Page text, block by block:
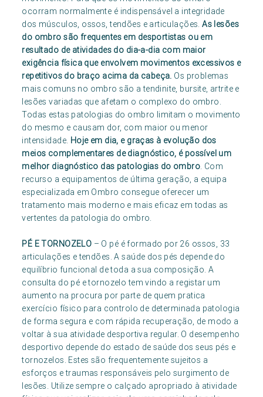
ocorram normalmente é indispensável a integridade
dos músculos, ossos, tendões e articulações.As lesões
do ombro são frequentes em desportistas ou em
resultado de atividades do dia-a-dia com maior
exigência física que envolvem movimentos excessivos e
repetitivos do braço acima da cabeça. Os problemas
mais comuns no ombro são a tendinite, bursite, artrite e
lesões variadas que afetam o complexo do ombro.
Todas estas patologias do ombro limitam o movimento
do mesmo e causam dor, com maior ou menor
intensidade. Hoje em dia, e graças à evolução dos
meios complementares de diagnóstico, é possível um
melhor diagnóstico das patologias do ombro. Com
recurso a equipamentos de última geração, a equipa
especializada em Ombro consegue oferecer um
tratamento mais moderno e mais eficaz em todas as
vertentes da patologia do ombro.
PÉ E TORNOZELO – O pé é formado por 26 ossos, 33
articulações e tendões. A saúde dos pés depende do
equilíbrio funcional de toda a sua composição. A
consulta do pé e tornozelo tem vindo a registar um
aumento na procura por parte de quem pratica
exercício físico para controlo de determinada patologia
de forma segura e com rápida recuperação, de modo a
voltar à sua atividade desportiva regular. O desempenho
desportivo depende do estado de saúde dos seus pés e
tornozelos. Estes são frequentemente sujeitos a
esforços e traumas responsáveis pelo surgimento de
lesões. Utilize sempre o calçado apropriado à atividade